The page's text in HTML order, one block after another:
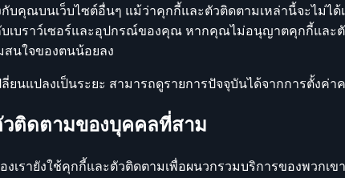
บคุณบนเว็บไซต์อื่นๆ แม้ว่าคุกกี้และตัวติดตามเหล่านี้จะไม่ไ
บเบราว์เซอร์และอุปกรณ์ของคุณ หากคุณไม่อนุญาตคุกกี้แล
สนใจของตนน้อยลง
ยนแปลงเป็นระยะ สามารถดูรายการปัจจุบันได้จากการตั้งค่า
ติดตามของบุคคลที่สาม
เรายังใช้คุกกี้และตัวติดตามเพื่อผนวกรวมบริการของพวกเ